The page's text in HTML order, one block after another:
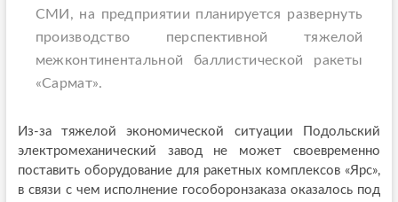
СМИ, на предприятии планируется развернуть
производство перспективной тяжелой
межконтинентальной баллистической ракеты
«Сармат».
Из-за тяжелой экономической ситуации Подольский
электромеханический завод не может своевременно
поставить оборудование для ракетных комплексов «Ярс»,
в связи с чем исполнение гособоронзаказа оказалось под